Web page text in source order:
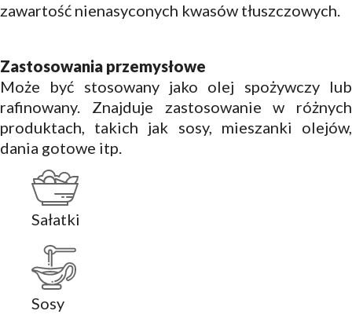
zawartość nienasyconych kwasów tłuszczowych.
Zastosowania przemysłowe
Może być stosowany jako olej spożywczy lub
rafinowany. Znajduje zastosowanie w różnych
produktach, takich jak sosy, mieszanki olejów,
dania gotowe itp.
Sałatki
Sosy